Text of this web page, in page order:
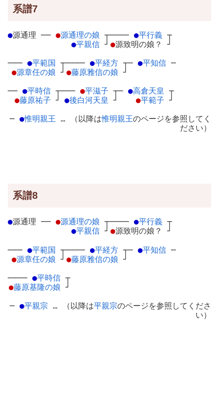
系譜7
●源通理 ── ●源通理の娘 ┬
●平親信 ┘
──── ●平行義 ┬
●源致明の娘？ ┘
─── ●平範国 ┬
●源章任の娘 ┘
──── ●平経方 ┬
●藤原雅信の娘 ┘
─ ●平知信 ─
── ●平時信 ┬
●藤原祐子 ┘
─── ●平滋子 ┬
●後白河天皇 ┘
─ ●高倉天皇 ┬
●平範子 ┘
─ ●惟明親王 … （以降は惟明親王のページを参照してく
ださい）
系譜8
●源通理 ── ●源通理の娘 ┬
●平親信 ┘
──── ●平行義 ┬
●源致明の娘？ ┘
─── ●平範国 ┬
●源章任の娘 ┘
──── ●平経方 ┬
●藤原雅信の娘 ┘
─ ●平知信 ─
──── ●平時信 ┬
●藤原基隆の娘 ┘
─ ●平親宗 … （以降は平親宗のページを参照してくださ
い）